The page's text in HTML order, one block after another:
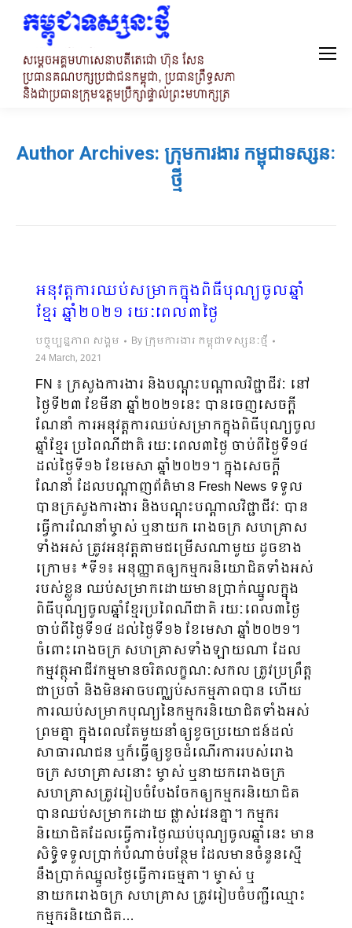
Author Archives: ក្រុមការងារ កម្ពុជាទស្សនៈ
ថ្មី
អនុវត្តការឈប់សម្រាកក្នុងពិធីបុណ្យចូលឆ្នាំ
ខ្មែរ ឆ្នាំ២០២១ រយៈពេល៣ថ្ងៃ
បច្ចុប្បន្នភាព សង្គម By ក្រុមការងារ កម្ពុជាទស្សនៈថ្មី
24 March, 2021
FN ៖ ក្រសួងការងារ និងបណ្ដុះបណ្ដាលវិជ្ជាជីវៈ នៅ
ថ្ងៃទី២៣ ខែមីនា ឆ្នាំ២០២១នេះ បានចេញសេចក្ដី
ណែនាំ ការអនុវត្តការឈប់សម្រាកក្នុងពិធីបុណ្យចូល
ឆ្នាំខ្មែរ ប្រពៃណីជាតិ រយៈពេល៣ថ្ងៃ ចាប់ពីថ្ងៃទី១៤
ដល់ថ្ងៃទី១៦ ខែមេសា ឆ្នាំ២០២១។ ក្នុងសេចក្ដី
ណែនាំ ដែលបណ្ដាញព័ត៌មាន Fresh News ទទួល
បានក្រសួងការងារ និងបណ្ដុះបណ្ដាលវិជ្ជាជីវៈ បាន
ធ្វើការណែនាំម្ចាស់ ឬនាយក រោងចក្រ សហគ្រាស
ទាំងអស់ ត្រូវអនុវត្តតាមជម្រើសណាមួយ ដូចខាង
ក្រោម៖ *ទី១៖ អនុញ្ញាតឲ្យកម្មករនិយោជិតទាំងអស់
របស់ខ្លួន ឈប់សម្រាកដោយមានប្រាក់ឈ្នួលក្នុង
ពិធីបុណ្យចូលឆ្នាំខ្មែរប្រពៃណីជាតិ រយៈពេល៣ថ្ងៃ
ចាប់ពីថ្ងៃទី១៤ ដល់ថ្ងៃទី១៦ ខែមេសា ឆ្នាំ២០២១។
ចំពោះរោងចក្រ សហគ្រាសទាំងឡាយណា ដែល
កម្មវត្ថុអាជីវកម្មមានចរិតលក្ខណៈសកល ត្រូវប្រព្រឹត្ត
ជាប្រចាំ និងមិនអាចបញ្ឈប់សកម្មភាពបាន ហើយ
ការឈប់សម្រាកបុណ្យនៃកម្មករនិយោជិតទាំងអស់
ព្រមគ្នា ក្នុងពេលតែមួយនាំឲ្យខូចប្រយោជន៍ដល់
សាធារណជន ឬក៏ធ្វើឲ្យខូចដំណើរការរបស់រោង
ចក្រ សហគ្រាសនោះ ម្ចាស់ ឬនាយករោងចក្រ
សហគ្រាសត្រូវរៀបចំបែងចែកឲ្យកម្មករនិយោជិត
បានឈប់សម្រាកដោយ ផ្លាស់វេនគ្នា។ កម្មករ
និយោជិតដែលធ្វើការថ្ងៃឈប់បុណ្យចូលឆ្នាំនេះ មាន
សិទ្ធិទទួលប្រាក់បំណាច់បន្ថែម ដែលមានចំនួនស្មើ
នឹងប្រាក់ឈ្នួលថ្ងៃធ្វើការធម្មតា។ ម្ចាស់ ឬ
នាយករោងចក្រ សហគ្រាស ត្រូវរៀបចំបញ្ជីឈ្មោះ
កម្មករនិយោជិត…